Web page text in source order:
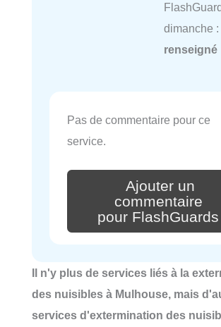
dimanche :
renseigné
Pas de commentaire pour ce
service.
Ajouter un
commentaire
pour FlashGuards
Il n'y plus de services liés à la
des nuisibles à Mulhouse, mais
services d'extermination des